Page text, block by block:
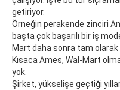
getiriyor.
Örneğin perakende zinciri
başta çok başarılı bir iş
Mart daha sonra tam olarak
Kısa­ca Ames, Wal-Mart
yok.
Şirket, yükselişe geçtiği